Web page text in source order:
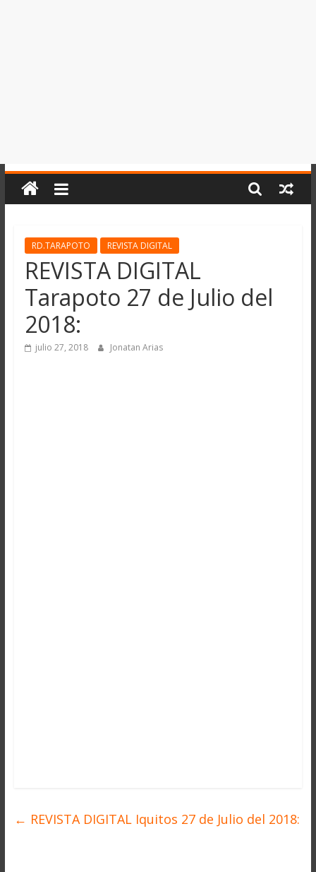
RD.TARAPOTO REVISTA DIGITAL
REVISTA DIGITAL
Tarapoto 27 de Julio del
2018:
julio 27, 2018 Jonatan Arias
← REVISTA DIGITAL Iquitos 27 de Julio del 2018: